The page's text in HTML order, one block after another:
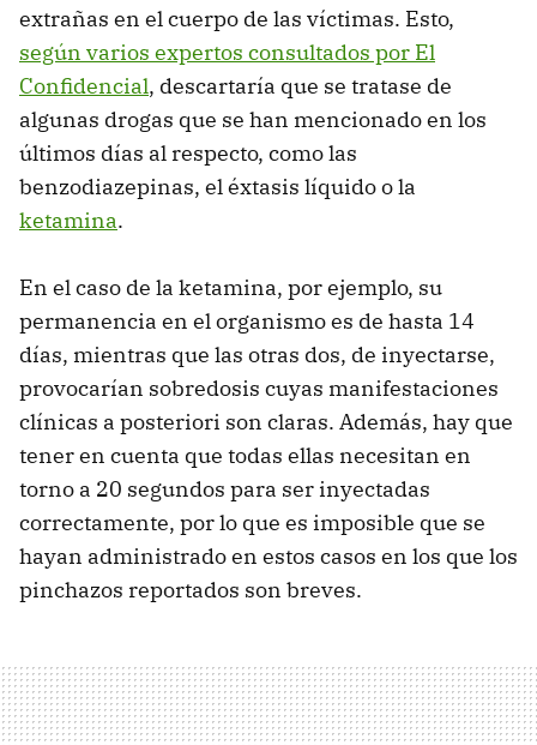
extrañas en el cuerpo de las víctimas. Esto,
según varios expertos consultados por El
Confidencial, descartaría que se tratase de
algunas drogas que se han mencionado en los
últimos días al respecto, como las
benzodiazepinas, el éxtasis líquido o la
ketamina.
En el caso de la ketamina, por ejemplo, su
permanencia en el organismo es de hasta 14
días, mientras que las otras dos, de inyectarse,
provocarían sobredosis cuyas manifestaciones
clínicas a posteriori son claras. Además, hay que
tener en cuenta que todas ellas necesitan en
torno a 20 segundos para ser inyectadas
correctamente, por lo que es imposible que se
hayan administrado en estos casos en los que los
pinchazos reportados son breves.